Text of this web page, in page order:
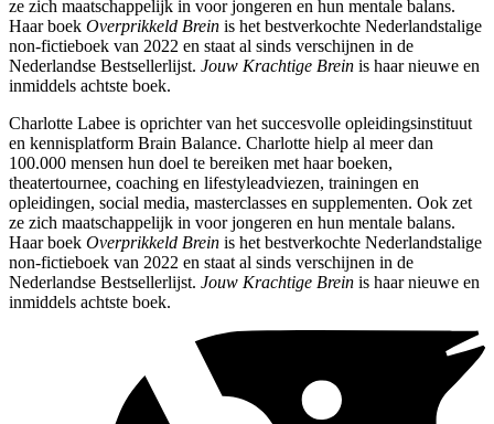
ze zich maatschappelijk in voor jongeren en hun mentale balans.
Haar boek Overprikkeld Brein is het bestverkochte Nederlandstalige
non-fictieboek van 2022 en staat al sinds verschijnen in de
Nederlandse Bestsellerlijst. Jouw Krachtige Brein is haar nieuwe en
inmiddels achtste boek.
Charlotte Labee is oprichter van het succesvolle opleidingsinstituut
en kennisplatform Brain Balance. Charlotte hielp al meer dan
100.000 mensen hun doel te bereiken met haar boeken,
theatertournee, coaching en lifestyleadviezen, trainingen en
opleidingen, social media, masterclasses en supplementen. Ook zet
ze zich maatschappelijk in voor jongeren en hun mentale balans.
Haar boek Overprikkeld Brein is het bestverkochte Nederlandstalige
non-fictieboek van 2022 en staat al sinds verschijnen in de
Nederlandse Bestsellerlijst. Jouw Krachtige Brein is haar nieuwe en
inmiddels achtste boek.